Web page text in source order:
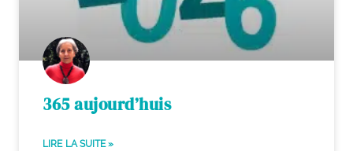
365 aujourd’huis
LIRE LA SUITE »